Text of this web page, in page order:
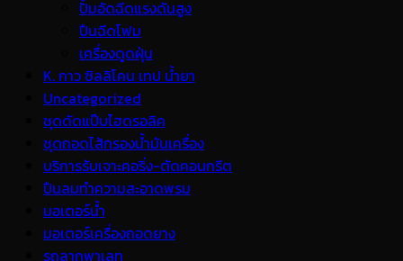
ปั้มอัดฉีดแรงดันสูง
ปืนฉีดโฟม
เครื่องดูดฝุ่น
K. กาว ซิลลิโคน เทป น้ำยา
Uncategorized
ชุดดัดแป๊บไฮดรอลิค
ชุดถอดไส้กรองน้ำมันเครื่อง
บริการรับเจาะคอริ่ง-ตัดคอนกรีต
ปืนลมทำความสะอาดพรม
มอเตอร์น้ำ
มอเตอร์เครื่องถอดยาง
รถลากพาเลท